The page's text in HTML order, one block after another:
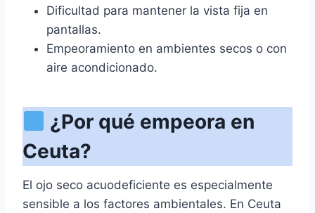
Dificultad para mantener la vista fija en
pantallas.
Empeoramiento en ambientes secos o con
aire acondicionado.
¿Por qué empeora en
Ceuta?
El ojo seco acuodeficiente es especialmente
sensible a los factores ambientales. En Ceuta